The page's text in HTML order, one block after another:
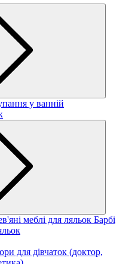
у ванній
меблі для ляльок Барбі
для дівчаток (доктор,